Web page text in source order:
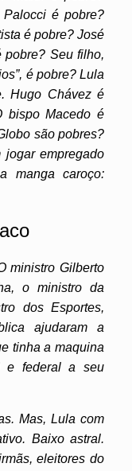
é pobre?
é pobre? José
pobre? Seu filho,
é pobre? Lula
Hugo Chávez é
bispo Macedo é
são pobres?
empregado
manga caroço:
ministro Gilberto
o ministro da
dos Esportes,
ajudaram a
tinha a maquina
e federal a seu
Mas, Lula com
Baixo astral.
eleitores do